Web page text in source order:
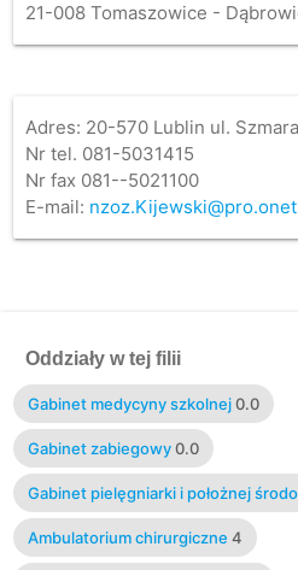
21-008 Tomaszowice -
Adres: 20-570 Lublin ul.
Nr tel. 081-5031415
Nr fax 081--5021100
E-mail:
Oddziały w tej filii
Gabinet medycyny szkolnej 0.0
Gabinet zabiegowy 0.0
Gabinet pielęgniarki i położnej
Ambulatorium chirurgiczne 4